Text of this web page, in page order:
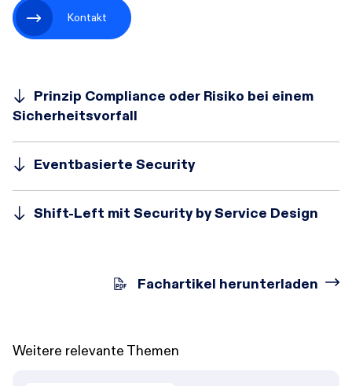
Incident
Kontakt
Prinzip Compliance oder Risiko bei einem
Sicherheitsvorfall
Eventbasierte Security
Shift-Left mit Security by Service Design
Fachartikel herunterladen
Weitere relevante Themen